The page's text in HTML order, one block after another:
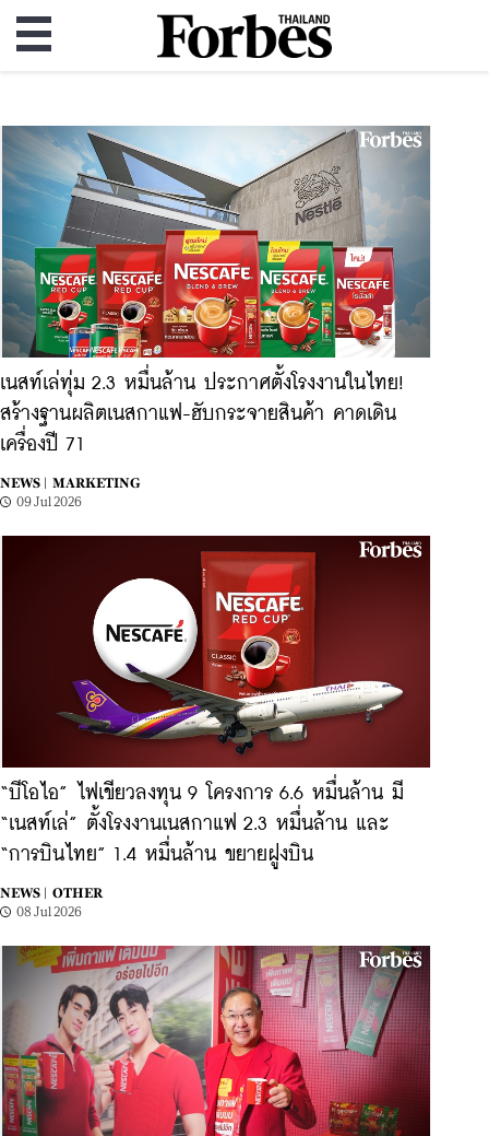
เนสท์เล่ทุ่ม 2.3 หมื่นล้าน ประกาศตั้งโรงงานในไทย!
สร้างฐานผลิตเนสกาแฟ-ฮับกระจายสินค้า คาดเดิน
เครื่องปี 71
NEWS |
MARKETING
09 Jul 2026
“บีโอไอ” ไฟเขียวลงทุน 9 โครงการ 6.6 หมื่นล้าน มี
“เนสท์เล่” ตั้งโรงงานเนสกาแฟ 2.3 หมื่นล้าน และ
“การบินไทย” 1.4 หมื่นล้าน ขยายฝูงบิน
NEWS |
OTHER
08 Jul 2026